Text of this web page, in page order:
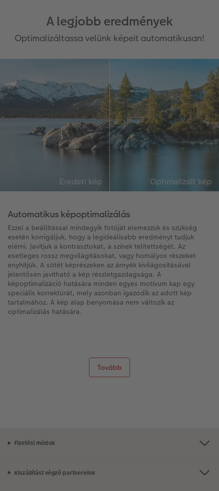
A legjobb eredmények
Optimalizáltassa velünk képeit automatikusan!
Automatikus képoptimalizálás
Ezzel a beállítással mindegyik fotóját elemezzük és szükség
esetén korrigáljuk, hogy a legideálisabb eredményt tudjuk
elérni. Javítjuk a kontrasztokat, a színek telítettségét. Az
esetleges rossz megvilágításokat, vagy homályos részeket
enyhítjük. A sötét képrészeken az árnyék kivilágosításával
jelentősen javítható a kép részletgazdagsága. A
képoptimalizáció hatására minden egyes motívum kap egy
speciális korrektúrát, mely azonban igazodik az adott kép
tartalmához. A kép alap benyomása nem változik az
optimalizálás hatására.
Tovább
Fizetési módok
Kiszállítást végző partnereink